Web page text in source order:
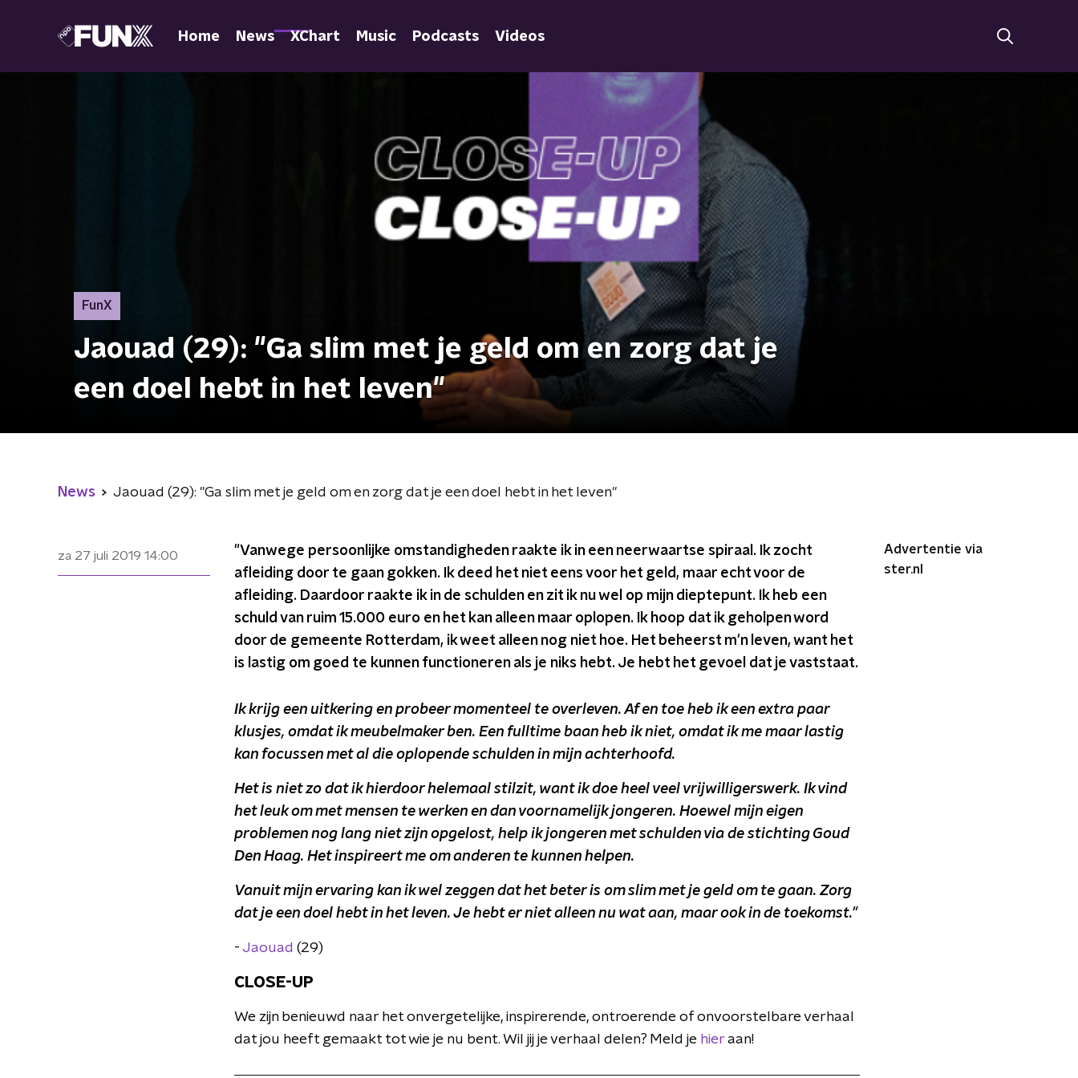
Home News XChart Music Podcasts Videos
FunX
Jaouad (29): "Ga slim met je geld om en zorg dat je
een doel hebt in het leven"
News Jaouad (29): "Ga slim met je geld om en zorg dat je een doel hebt in het leven"
za 27 juli 2019 14:00
"Vanwege persoonlijke omstandigheden raakte ik in een neerwaartse spiraal. Ik zocht
afleiding door te gaan gokken. Ik deed het niet eens voor het geld, maar echt voor de
afleiding. Daardoor raakte ik in de schulden en zit ik nu wel op mijn dieptepunt. Ik heb een
schuld van ruim 15.000 euro en het kan alleen maar oplopen. Ik hoop dat ik geholpen word
door de gemeente Rotterdam, ik weet alleen nog niet hoe. Het beheerst m'n leven, want het
is lastig om goed te kunnen functioneren als je niks hebt. Je hebt het gevoel dat je vaststaat.
Ik krijg een uitkering en probeer momenteel te overleven. Af en toe heb ik een extra paar
klusjes, omdat ik meubelmaker ben. Een fulltime baan heb ik niet, omdat ik me maar lastig
kan focussen met al die oplopende schulden in mijn achterhoofd.
Het is niet zo dat ik hierdoor helemaal stilzit, want ik doe heel veel vrijwilligerswerk. Ik vind
het leuk om met mensen te werken en dan voornamelijk jongeren. Hoewel mijn eigen
problemen nog lang niet zijn opgelost, help ik jongeren met schulden via de stichting Goud
Den Haag. Het inspireert me om anderen te kunnen helpen.
Vanuit mijn ervaring kan ik wel zeggen dat het beter is om slim met je geld om te gaan. Zorg
dat je een doel hebt in het leven. Je hebt er niet alleen nu wat aan, maar ook in de toekomst."
- Jaouad (29)
CLOSE-UP
We zijn benieuwd naar het onvergetelijke, inspirerende, ontroerende of onvoorstelbare verhaal
dat jou heeft gemaakt tot wie je nu bent. Wil jij je verhaal delen? Meld je hier aan!
Advertentie via
ster.nl